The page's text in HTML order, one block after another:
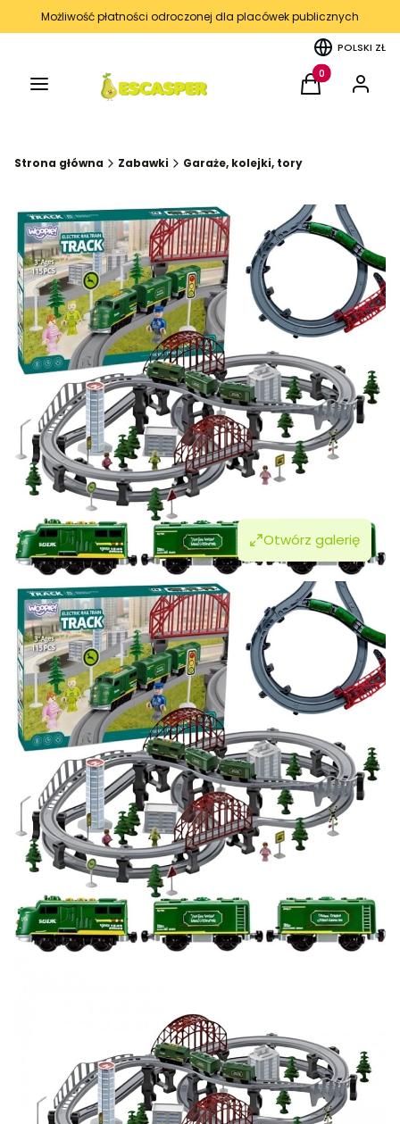
Możliwość płatności odroczonej dla placówek publicznych
POLSKI ZŁ
Menu Produkty w
Koszyk Zaloguj
Strona główna Zabawki Garaże, kolejki, tory
Otwórz galerię